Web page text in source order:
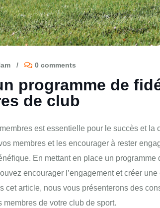
/ 0 comments
programme de
de club
est essentielle pour le succès et
membres et les encourager à rester
En mettant en place un
encourager l’engagement et créer
cet article, nous vous présenterons des
membres de votre club de sport.